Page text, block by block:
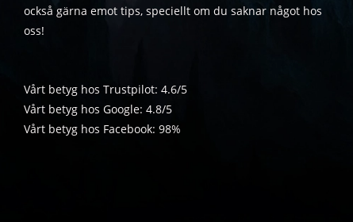
också gärna emot tips, speciellt om du saknar något hos
oss!
Vårt betyg hos Trustpilot: 4.6/5
Vårt betyg hos Google: 4.8/5
Vårt betyg hos Facebook: 98%